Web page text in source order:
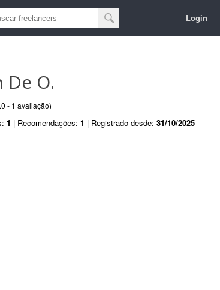
Login
De O.
- 1 avaliação)
1 | Recomendações: 1 | Registrado desde: 31/10/2025